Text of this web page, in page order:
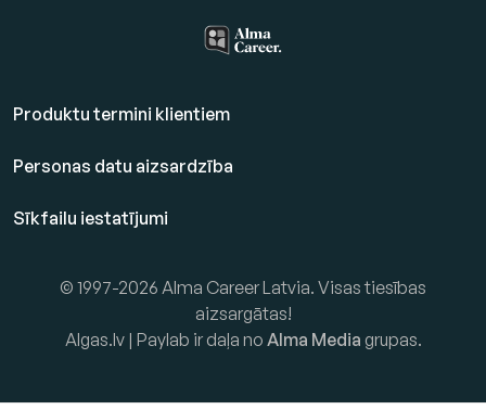
Produktu termini klientiem
Personas datu aizsardzība
Sīkfailu iestatījumi
© 1997-2026 Alma Career Latvia. Visas tiesības
aizsargātas!
Algas.lv | Paylab ir daļa no Alma Media grupas.